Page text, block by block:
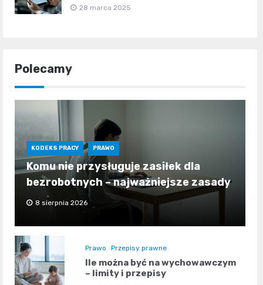
28 marca 2025
Polecamy
KODEKS PRACY PRAWO
Komu nie przysługuje zasiłek dla
bezrobotnych – najważniejsze zasady
8 sierpnia 2026
Prawo Przepisy prawne
Ile można być na wychowawczym
– limity i przepisy